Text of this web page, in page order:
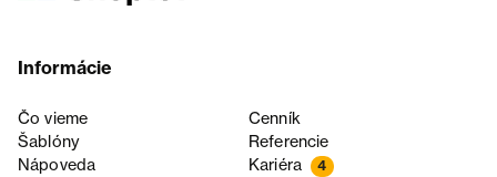
Informácie
Čo vieme
Cenník
Šablóny
Referencie
Nápoveda
Kariéra 4